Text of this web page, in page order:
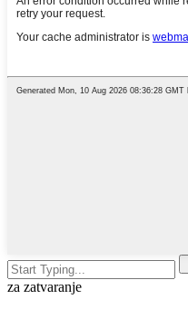
za zatvaranje